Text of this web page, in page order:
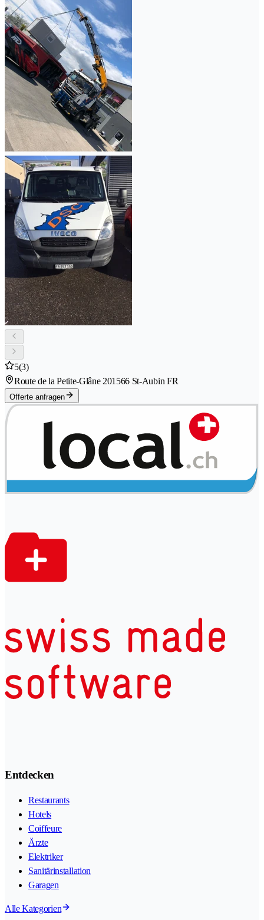
5(3)
Route de la Petite-Glâne 201566 St-Aubin FR
Offerte anfragen
Entdecken
Restaurants
Hotels
Coiffeure
Ärzte
Elektriker
Sanitärinstallation
Garagen
Alle Kategorien